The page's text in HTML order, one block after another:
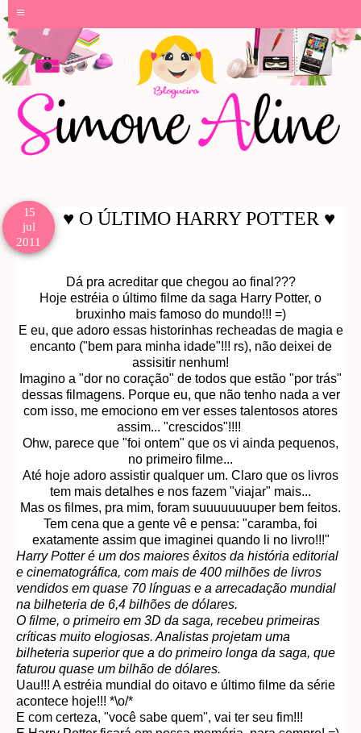
≡
15
jul
2011
♥ O ÚLTIMO HARRY POTTER ♥
Dá pra acreditar que chegou ao final???
Hoje estréia o último filme da saga Harry Potter, o
bruxinho mais famoso do mundo!!! =)
E eu, que adoro essas historinhas recheadas de magia e
encanto ("bem para minha idade"!!! rs), não deixei de
assisitir nenhum!
Imagino a "dor no coração" de todos que estão "por trás"
dessas filmagens. Porque eu, que não tenho nada a ver
com isso, me emociono em ver esses talentosos atores
assim... "crescidos"!!!!
Ohw, parece que "foi ontem" que os vi ainda pequenos,
no primeiro filme...
Até hoje adoro assistir qualquer um. Claro que os livros
tem mais detalhes e nos fazem "viajar" mais...
Mas os filmes, pra mim, foram suuuuuuuuper bem feitos.
Tem cena que a gente vê e pensa: "caramba, foi
exatamente assim que imaginei quando li no livro!!!"
Harry Potter é um dos maiores êxitos da história editorial
e cinematográfica, com mais de 400 milhões de livros
vendidos em quase 70 línguas e a arrecadação mundial
na bilheteria de 6,4 bilhões de dólares.
O filme, o primeiro em 3D da saga, recebeu primeiras
críticas muito elogiosas. Analistas projetam uma
bilheteria superior que a do primeiro longa da saga, que
faturou quase um bilhão de dólares.
Uau!!! A estréia mundial do oitavo e último filme da série
acontece hoje!!! *\o/*
E com certeza, "você sabe quem", vai ter seu fim!!!